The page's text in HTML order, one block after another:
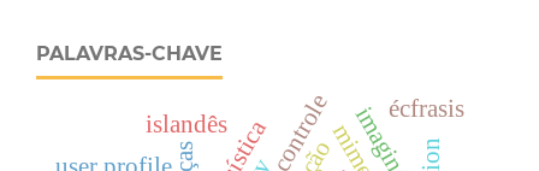
PALAVRAS-CHAVE
écfrasis
islandês controle